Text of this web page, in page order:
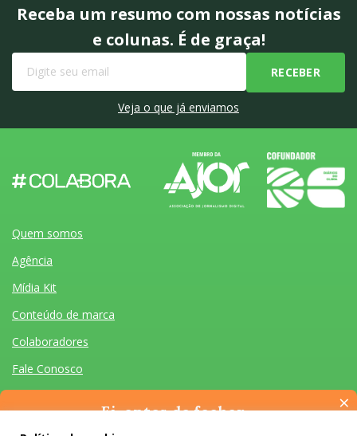
Receba um resumo com nossas notícias
e colunas. É de graça!
Veja o que já enviamos
Quem somos
Agência
Mídia Kit
Conteúdo de marca
Colaboradores
Fale Conosco
×
Ei, antes de fechar…